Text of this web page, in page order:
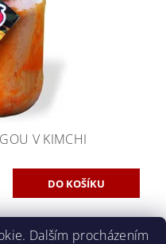
V KIMCHI
Dalším procházením